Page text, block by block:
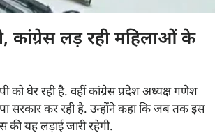
कांग्रेस लड़ रही महिलाओं के
को घेर रही है. वहीं कांग्रेस प्रदेश अध्यक्ष गणेश
सरकार कर रही है. उन्होंने कहा कि जब तक इस
की यह लड़ाई जारी रहेगी.